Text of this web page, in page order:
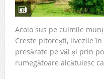
Acolo sus pe culmile
Creste pitorești, livezile
presărate pe văi și prin
rumegătoare alcătuiesc